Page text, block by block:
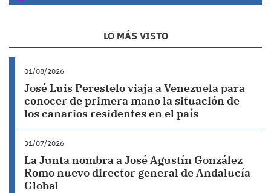
LO MÁS VISTO
01/08/2026
José Luis Perestelo viaja a Venezuela para
conocer de primera mano la situación de
los canarios residentes en el país
31/07/2026
La Junta nombra a José Agustín González
Romo nuevo director general de Andalucía
Global